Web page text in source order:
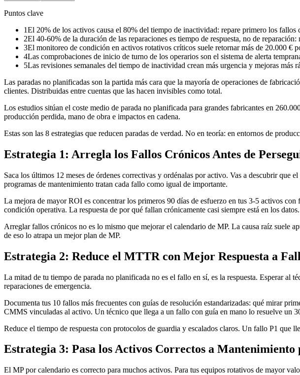
Puntos clave
1El 20% de los activos causa el 80% del tiempo de inactividad: repare primero los fallos
2El 40-60% de la duración de las reparaciones es tiempo de respuesta, no de reparación:
3El monitoreo de condición en activos rotativos críticos suele retornar más de 20.000 €
4Las comprobaciones de inicio de turno de los operarios son el sistema de alerta
5Las revisiones semanales del tiempo de inactividad crean más urgencia y mejoras más
Las paradas no planificadas son la partida más cara que la mayoría de operaciones de
clientes. Distribuidas entre cuentas que las hacen invisibles como total.
Los estudios sitúan el coste medio de parada no planificada para grandes fabricantes en
producción perdida, mano de obra e impactos en cadena.
Estas son las 8 estrategias que reducen paradas de verdad. No en teoría: en entornos de
Estrategia 1: Arregla los Fallos Crónicos Antes de
Saca los últimos 12 meses de órdenes correctivas y ordénalas por activo. Vas a descubrir que
programas de mantenimiento tratan cada fallo como igual de importante.
La mejora de mayor ROI es concentrar los primeros 90 días de esfuerzo en tus 3-5 activos
condición operativa. La respuesta de por qué fallan crónicamente casi siempre está en los datos.
Arreglar fallos crónicos no es lo mismo que mejorar el calendario de MP. La causa raíz suele
de eso lo atrapa un mejor plan de MP.
Estrategia 2: Reduce el MTTR con Mejor Respuesta a
La mitad de tu tiempo de parada no planificada no es el fallo en sí, es la respuesta. Esperar al
reparaciones de emergencia.
Documenta tus 10 fallos más frecuentes con guías de resolución estandarizadas: qué mirar
CMMS vinculadas al activo. Un técnico que llega a un fallo con guía en mano lo resuelve un
Reduce el tiempo de respuesta con protocolos de guardia y escalados claros. Un fallo P1
Estrategia 3: Pasa los Activos Correctos a
El MP por calendario es correcto para muchos activos. Para tus equipos rotativos de mayor